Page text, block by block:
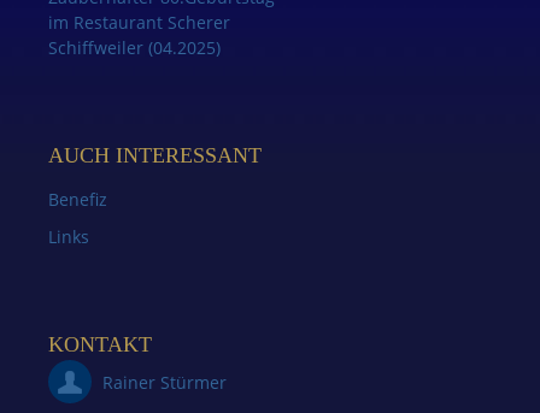
im Restaurant Scherer
Schiffweiler (04.2025)
AUCH INTERESSANT
Benefiz
Links
KONTAKT
Rainer Stürmer